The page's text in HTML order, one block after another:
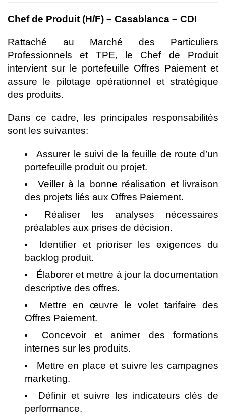
Chef de Produit (H/F) – Casablanca – CDI
Rattaché au Marché des Particuliers
Professionnels et TPE, le Chef de Produit
intervient sur le portefeuille Offres Paiement et
assure le pilotage opérationnel et stratégique
des produits.
Dans ce cadre, les principales responsabilités
sont les suivantes:
Assurer le suivi de la feuille de route d’un
portefeuille produit ou projet.
Veiller à la bonne réalisation et livraison
des projets liés aux Offres Paiement.
Réaliser les analyses nécessaires
préalables aux prises de décision.
Identifier et prioriser les exigences du
backlog produit.
Élaborer et mettre à jour la documentation
descriptive des offres.
Mettre en œuvre le volet tarifaire des
Offres Paiement.
Concevoir et animer des formations
internes sur les produits.
Mettre en place et suivre les campagnes
marketing.
Définir et suivre les indicateurs clés de
performance.